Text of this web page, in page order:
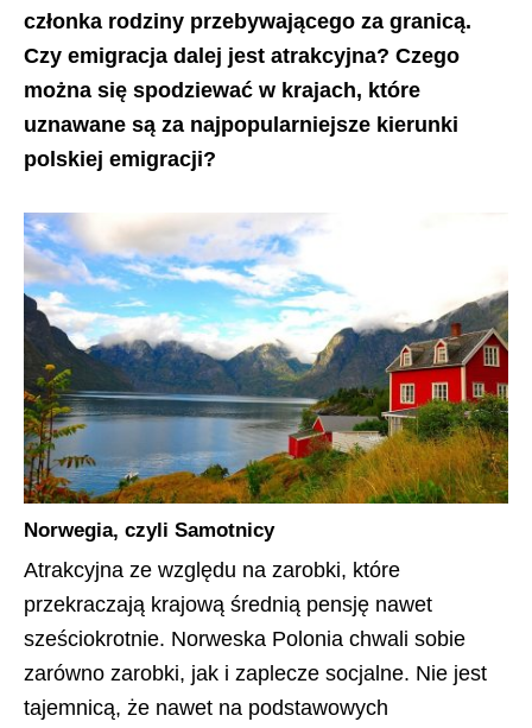
członka rodziny przebywającego za granicą.
Czy emigracja dalej jest atrakcyjna? Czego
można się spodziewać w krajach, które
uznawane są za najpopularniejsze kierunki
polskiej emigracji?
Norwegia, czyli Samotnicy
Atrakcyjna ze względu na zarobki, które
przekraczają krajową średnią pensję nawet
sześciokrotnie. Norweska Polonia chwali sobie
zarówno zarobki, jak i zaplecze socjalne. Nie jest
tajemnicą, że nawet na podstawowych